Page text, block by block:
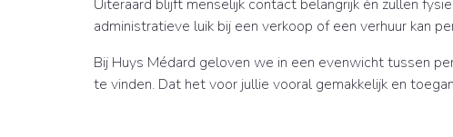
Uiteraard blijft menselijk contact belangrijk én zullen
administratieve luik bij een verkoop of een verhuur kan
Bij Huys Médard geloven we in een evenwicht tussen
te vinden. Dat het voor jullie vooral gemakkelijk en